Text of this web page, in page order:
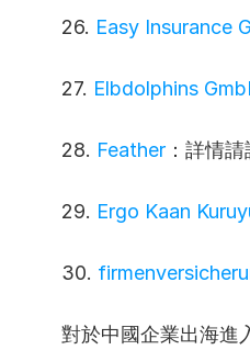
26. Easy Insurance
27. Elbdolphins
28. Feather ：詳情請
29. Ergo Kaan
30.
對於中國企業出海進